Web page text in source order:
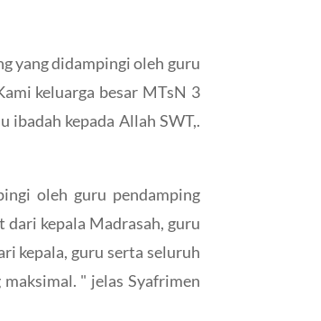
yang didampingi oleh guru
keluarga besar MTsN 3
ibadah kepada Allah SWT,.
oleh guru pendamping
kepala Madrasah, guru
kepala, guru serta seluruh
" jelas Syafrimen